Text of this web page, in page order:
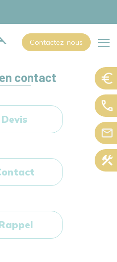
Contactez-nous
contact
Devis